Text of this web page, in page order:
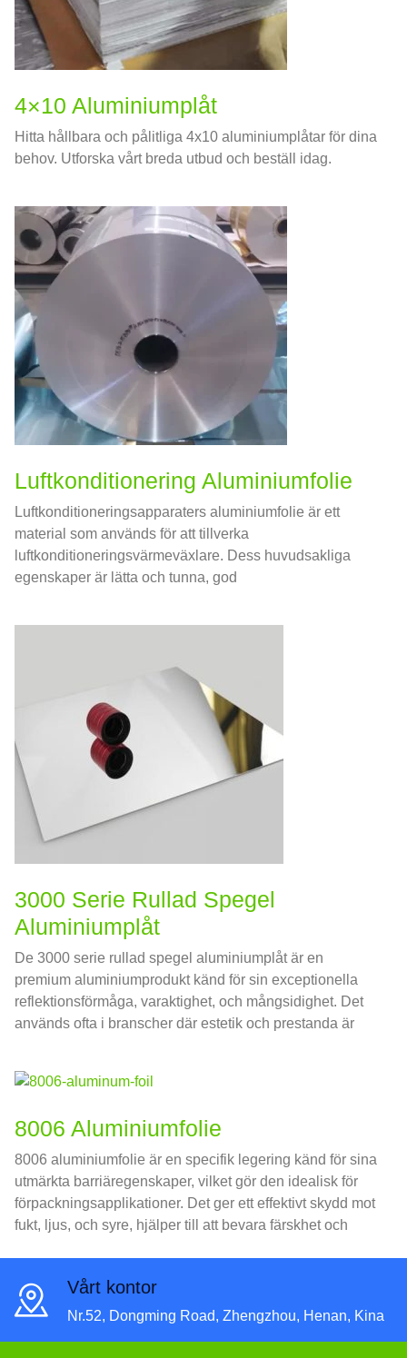
4×10 Aluminiumplåt
Hitta hållbara och pålitliga 4x10 aluminiumplåtar för dina
behov. Utforska vårt breda utbud och beställ idag.
Luftkonditionering Aluminiumfolie
Luftkonditioneringsapparaters aluminiumfolie är ett
material som används för att tillverka
luftkonditioneringsvärmeväxlare. Dess huvudsakliga
egenskaper är lätta och tunna, god
3000 Serie Rullad Spegel
Aluminiumplåt
De 3000 serie rullad spegel aluminiumplåt är en
premium aluminiumprodukt känd för sin exceptionella
reflektionsförmåga, varaktighet, och mångsidighet. Det
används ofta i branscher där estetik och prestanda är
8006 Aluminiumfolie
8006 aluminiumfolie är en specifik legering känd för sina
utmärkta barriäregenskaper, vilket gör den idealisk för
förpackningsapplikationer. Det ger ett effektivt skydd mot
fukt, ljus, och syre, hjälper till att bevara färskhet och
Vårt kontor
Nr.52, Dongming Road, Zhengzhou, Henan, Kina